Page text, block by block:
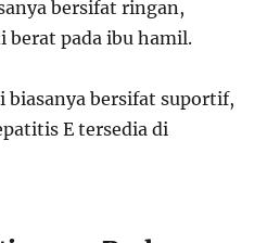
bersifat ringan,
berat pada ibu hamil.
biasanya bersifat suportif,
E tersedia di